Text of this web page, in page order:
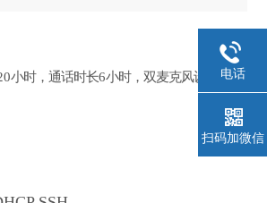
小时，通话时长6小时，双麦克风设计提供
电话
扫码加微信